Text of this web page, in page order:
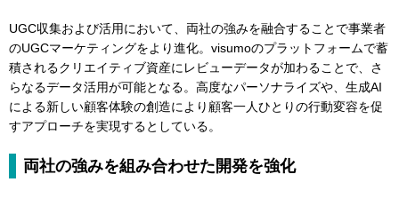
UGC収集および活用において、両社の強みを融合することで事業者
のUGCマーケティングをより進化。visumoのプラットフォームで蓄
積されるクリエイティブ資産にレビューデータが加わることで、さ
らなるデータ活用が可能となる。高度なパーソナライズや、生成AI
による新しい顧客体験の創造により顧客一人ひとりの行動変容を促
すアプローチを実現するとしている。
両社の強みを組み合わせた開発を強化